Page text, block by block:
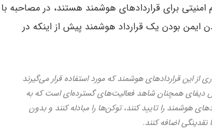
برای قراردادهای هوشمند هستند، در مصاحبه با
بودن یک قرارداد هوشمند پیش از اینکه در
از این قراردادهای هوشمند که مورد استفاده قرار می‌گیرند
همچنان شاهد فعالیت‌های گسترده‌ای است که به
هوشمند را تایید کنند، توکن‌ها را مبادله کنند و بدون
اضافه کنند.